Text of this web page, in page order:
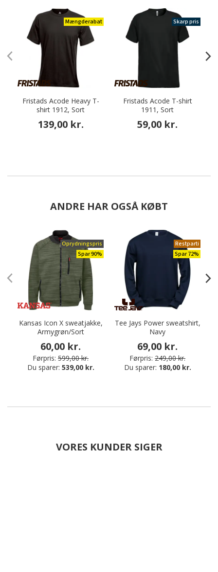
Mængderabat
Fristads Acode Heavy T-
shirt 1912, Sort
139,00 kr.
Skarp pris
Fristads Acode T-shirt
1911, Sort
59,00 kr.
ANDRE HAR OGSÅ KØBT
Oprydningspris
Spar 90%
Kansas Icon X sweatjakke,
Armygrøn/Sort
60,00 kr.
Førpris: 599,00 kr.
Du sparer: 539,00 kr.
Restparti
Spar 72%
Tee Jays Power sweatshirt,
Navy
69,00 kr.
Førpris: 249,00 kr.
Du sparer: 180,00 kr.
VORES KUNDER SIGER